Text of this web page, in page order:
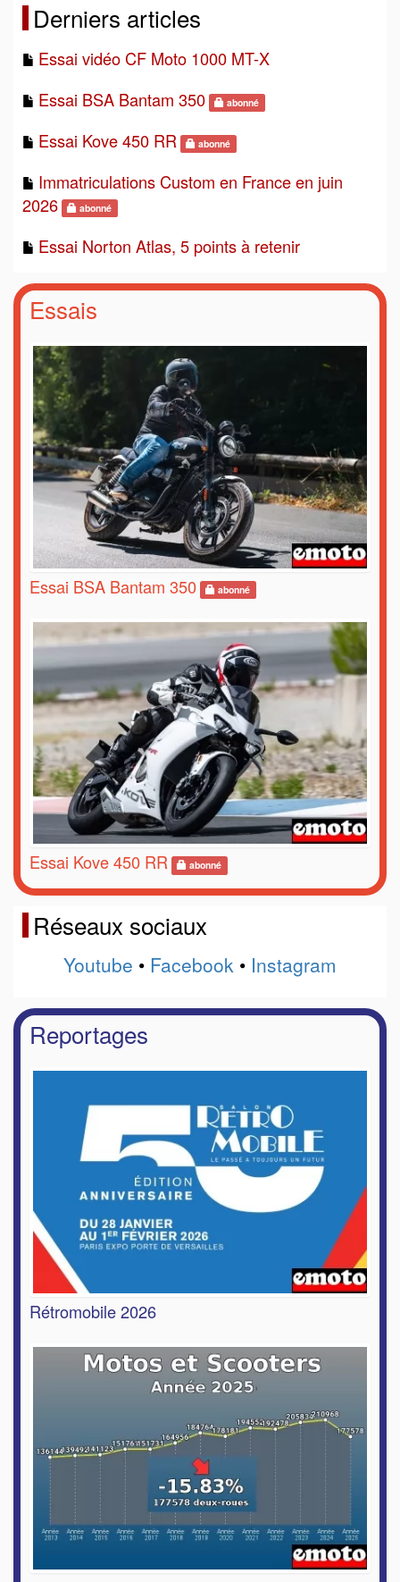
Derniers articles
Essai vidéo CF Moto 1000 MT-X
Essai BSA Bantam 350
abonné
Essai Kove 450 RR abonné
Immatriculations Custom en France en juin
2026
abonné
Essai Norton Atlas, 5 points à retenir
Essais
Essai BSA Bantam 350 abonné
Essai Kove 450 RR abonné
Réseaux sociaux
Youtube • Facebook • Instagram
Reportages
Rétromobile 2026